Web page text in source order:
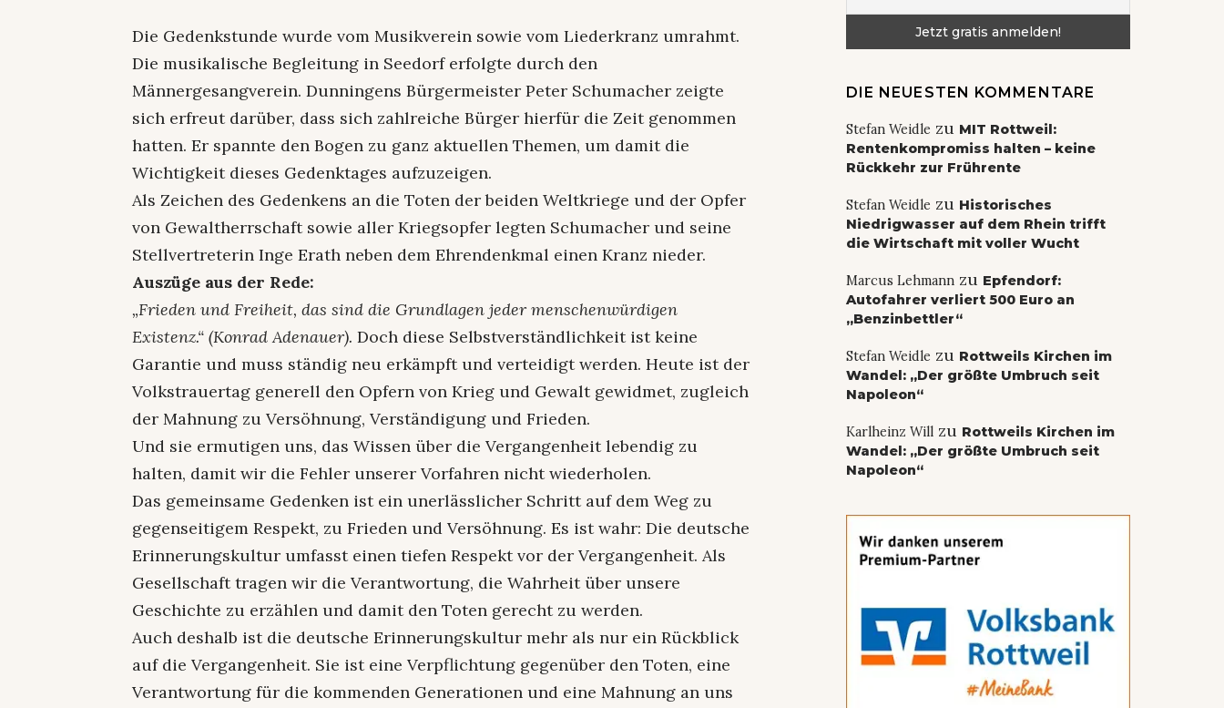
Die Gedenkstunde wurde vom Musikverein sowie vom Liederkranz umrahmt.
Die musikalische Begleitung in Seedorf erfolgte durch den
Männergesangverein. Dunningens Bürgermeister Peter Schumacher zeigte
sich erfreut darüber, dass sich zahlreiche Bürger hierfür die Zeit genommen
hatten. Er spannte den Bogen zu ganz aktuellen Themen, um damit die
Wichtigkeit dieses Gedenktages aufzuzeigen.
Als Zeichen des Gedenkens an die Toten der beiden Weltkriege und der Opfer
von Gewaltherrschaft sowie aller Kriegsopfer legten Schumacher und seine
Stellvertreterin Inge Erath neben dem Ehrendenkmal einen Kranz nieder.
Auszüge aus der Rede:
„Frieden und Freiheit, das sind die Grundlagen jeder menschenwürdigen
Existenz.“ (Konrad Adenauer). Doch diese Selbstverständlichkeit ist keine
Garantie und muss ständig neu erkämpft und verteidigt werden. Heute ist der
Volkstrauertag generell den Opfern von Krieg und Gewalt gewidmet, zugleich
der Mahnung zu Versöhnung, Verständigung und Frieden.
Und sie ermutigen uns, das Wissen über die Vergangenheit lebendig zu
halten, damit wir die Fehler unserer Vorfahren nicht wiederholen.
Das gemeinsame Gedenken ist ein unerlässlicher Schritt auf dem Weg zu
gegenseitigem Respekt, zu Frieden und Versöhnung. Es ist wahr: Die deutsche
Erinnerungskultur umfasst einen tiefen Respekt vor der Vergangenheit. Als
Gesellschaft tragen wir die Verantwortung, die Wahrheit über unsere
Geschichte zu erzählen und damit den Toten gerecht zu werden.
Auch deshalb ist die deutsche Erinnerungskultur mehr als nur ein Rückblick
auf die Vergangenheit. Sie ist eine Verpflichtung gegenüber den Toten, eine
Verantwortung für die kommenden Generationen und eine Mahnung an uns
DIE NEUESTEN KOMMENTARE
Stefan Weidle zu MIT Rottweil:
Rentenkompromiss halten – keine
Rückkehr zur Frührente
Stefan Weidle zu Historisches
Niedrigwasser auf dem Rhein trifft
die Wirtschaft mit voller Wucht
Marcus Lehmannzu Epfendorf:
Autofahrer verliert 500 Euro an
„Benzinbettler“
Stefan Weidle zu Rottweils Kirchen im
Wandel: „Der größte Umbruch seit
Napoleon“
Karlheinz Willzu Rottweils Kirchen im
Wandel: „Der größte Umbruch seit
Napoleon“